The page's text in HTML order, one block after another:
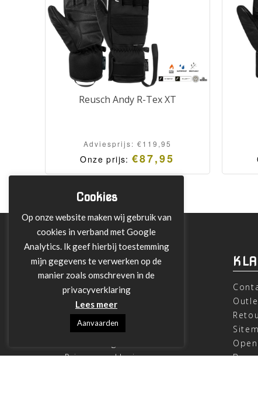
Reusch Andy R-Tex XT
Adviesprijs: €119,95
Onze prijs:€87,95
INFORMATIE
Over ons
Leveringen
Betalen met Klarna
Algemene Voorwaarden
Privacy verklaring
Cookies
Op onze website maken wij gebruik van
cookies in verband met Google
Analytics. Ik geef hierbij toestemming
mijn gegevens te verwerken op de
manier zoals omschreven in de
privacyverklaring
Lees meer
Aanvaarden